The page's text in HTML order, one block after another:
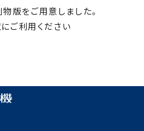
版をご用意しました。
ご利用ください